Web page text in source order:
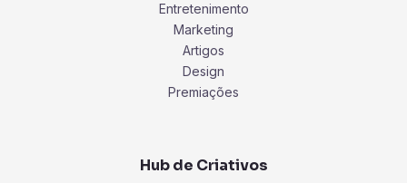
Entretenimento
Marketing
Artigos
Design
Premiações
Hub de Criativos